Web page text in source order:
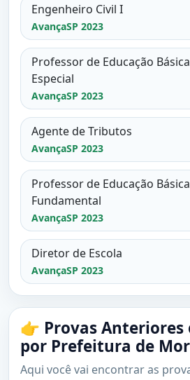
Engenheiro Civil I
AvançaSP 2023
Professor de Educação
Especial
AvançaSP 2023
Agente de Tributos
AvançaSP 2023
Professor de Educação
Fundamental
AvançaSP 2023
Diretor de Escola
AvançaSP 2023
👉 Provas Anteriores
por Prefeitura de
Aqui você vai encontrar as